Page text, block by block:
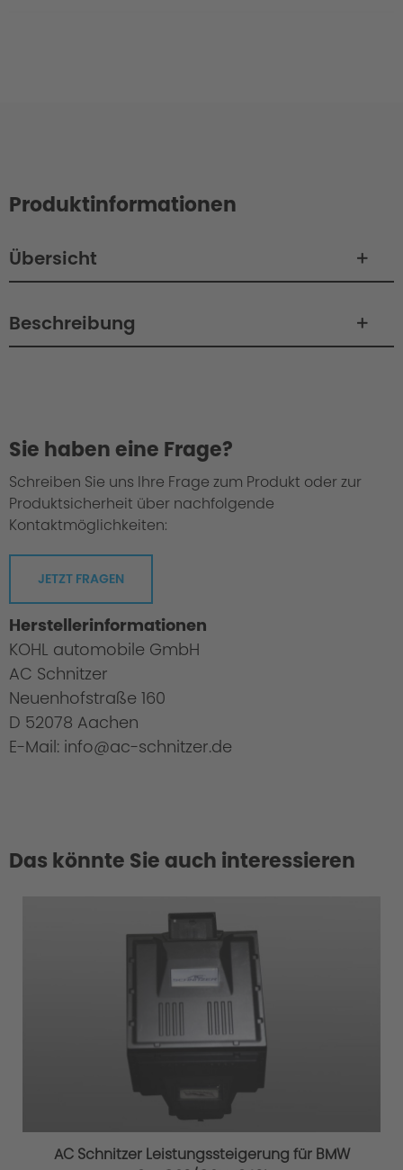
Produktinformationen
Übersicht
Beschreibung
Sie haben eine Frage?
Schreiben Sie uns Ihre Frage zum Produkt oder zur
Produktsicherheit über nachfolgende
Kontaktmöglichkeiten:
JETZT FRAGEN
Herstellerinformationen
KOHL automobile GmbH
AC Schnitzer
Neuenhofstraße 160
D 52078 Aachen
E-Mail: info@ac-schnitzer.de
Das könnte Sie auch interessieren
AC Schnitzer Leistungssteigerung für BMW